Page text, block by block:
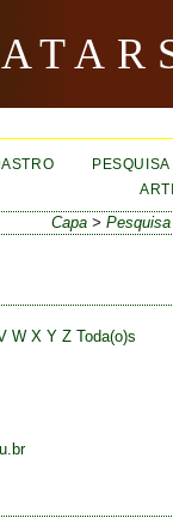
PESQUISA
Capa >Pesquisa
W X Y Z Toda(o)s